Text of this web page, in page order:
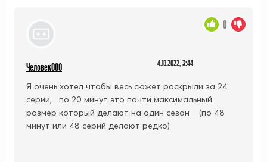
Человек000 4.10.2022, 3:44
Я очень хотел чтобы весь сюжет раскрыли за 24
серии, по 20 минут это почти максимальный
размер который делают на один сезон (по 48
минут или 48 серий делают редко)
0